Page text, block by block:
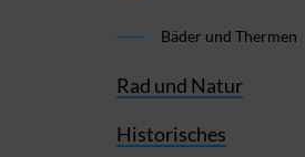
Bäder und Thermen
Rad und Natur
Historisches